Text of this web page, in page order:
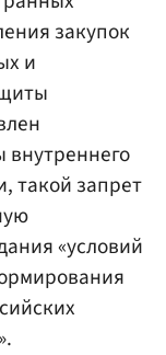
закупок
и
внутреннего
такой запрет
«условий